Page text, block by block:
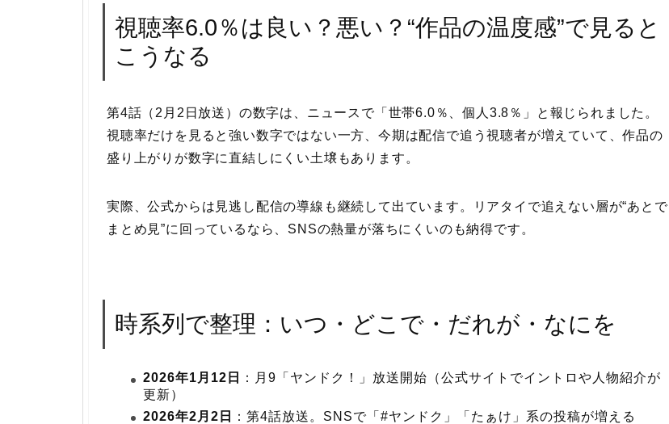
視聴率6.0％は良い？悪い？“作品の温度感”で見ると
こうなる
第4話（2月2日放送）の数字は、ニュースで「世帯6.0％、個人3.8％」と報じられました。
視聴率だけを見ると強い数字ではない一方、今期は配信で追う視聴者が増えていて、作品の
盛り上がりが数字に直結しにくい土壌もあります。
実際、公式からは見逃し配信の導線も継続して出ています。リアタイで追えない層が“あとで
まとめ見”に回っているなら、SNSの熱量が落ちにくいのも納得です。
時系列で整理：いつ・どこで・だれが・なにを
2026年1月12日
：月9「ヤンドク！」放送開始（公式サイトでイントロや人物紹介が
更新）
2026年2月2日
：第4話放送。SNSで「#ヤンドク」「たぁけ」系の投稿が増える